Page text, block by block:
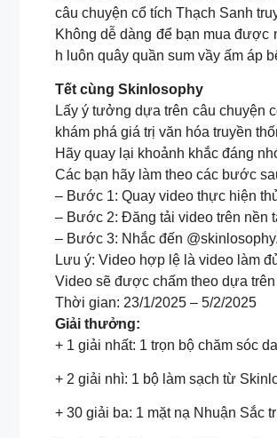
câu chuyện cổ tích Thạch Sanh
Không dễ dàng để bạn mua
h luôn quây quần sum vầy ấm áp
Tết cùng Skinlosophy
Lấy ý tưởng dựa trên câu chuyện
khám phá giá trị văn hóa truyền
Hãy quay lại khoảnh khắc đáng
Các bạn hãy làm theo các bước
– Bước 1: Quay video thực hiện
– Bước 2: Đăng tải video trên nền
– Bước 3: Nhắc đến
Lưu ý: Video hợp lệ là video làm
Video sẽ được chấm theo dựa
Thời gian: 23/1/2025 – 5/2/2025
Giải thưởng:
+ 1 giải nhất: 1 trọn bộ chăm sóc
+ 2 giải nhì: 1 bộ làm sạch từ
+ 30 giải ba: 1 mặt nạ Nhuận Sắc